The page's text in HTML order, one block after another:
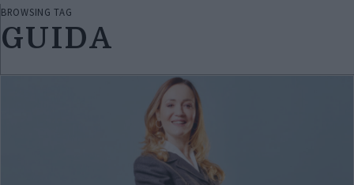
BROWSING TAG
GUIDA